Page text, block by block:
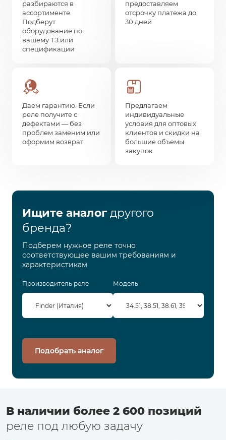
разбираются в
ассортименте.
Подберут
оборудование по
вашему ТЗ или
спецификации
предоставляем
отсрочку платежа до
30 дней
Даем гарантию. Если
реле получите с
дефектами — без
проблем заменим или
оформим возврат
Предлагаем
индивидуальные
условия для оптовых
клиентов и скидки на
большие объемы
закупок
Ищите аналогдругого
бренда?
Подберем нужное реле точно
соответствующее вашим требованиям и
характеристикам
Производитель реле Модель
Подобрать аналог
В наличии более 2 600 позиций
реле под любую задачу